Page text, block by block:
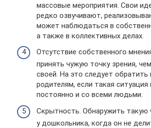
массовые мероприятия. Свои
редко озвучивают,
может наблюдаться в
а также в коллективных делах.
Отсутствие собственного
принять чужую точку зрения,
своей. На это следует обратить
родителям, если такая ситуация
постоянно и со всеми людьми.
Скрытность. Обнаружить такую
у дошкольника, когда он не